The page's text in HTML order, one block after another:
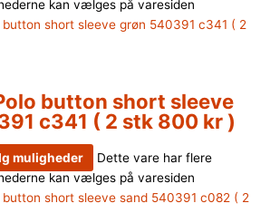
kan vælges på varesiden
button short sleeve
c341 ( 2 stk 800 kr )
muligheder
Dette vare har flere
kan vælges på varesiden